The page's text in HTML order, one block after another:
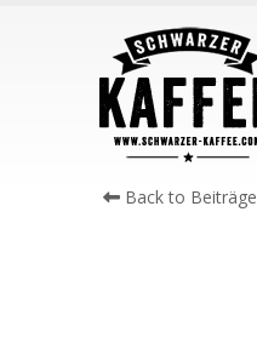
Back to Beiträge